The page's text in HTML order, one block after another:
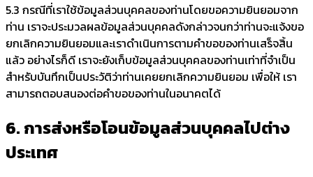
5.3 กรณีที่เราใช้ข้อมูลส่วนบุคคลของท่านโดยขอความยินยอมจาก
ท่าน เราจะประมวลผลข้อมูลส่วนบุคคลดังกล่าวจนกว่าท่านจะแจ้งขอ
ยกเลิกความยินยอมและเราดำเนินการตามคำขอของท่านเสร็จสิ้น
แล้ว อย่างไรก็ดี เราจะยังเก็บข้อมูลส่วนบุคคลของท่านเท่าที่จำเป็น
สำหรับบันทึกเป็นประวัติว่าท่านเคยยกเลิกความยินยอม เพื่อให้ เรา
สามารถตอบสนองต่อคำขอของท่านในอนาคตได้
6. การส่งหรือโอนข้อมูลส่วนบุคคลไปต่าง
ประเทศ